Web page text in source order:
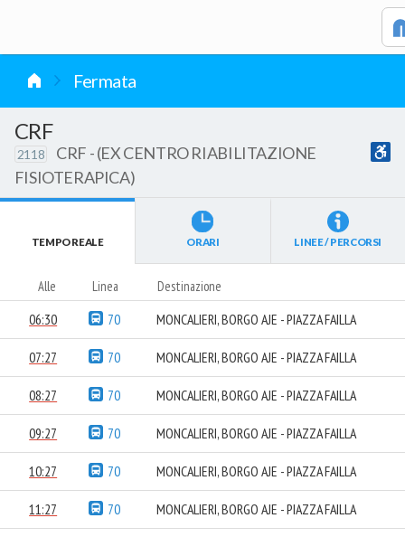
Fermata
CRF
2118
CRF - (EX CENTRO RIABILITAZIONE
FISIOTERAPICA)
TEMPO REALE ORARI LINEE / PERCORSI
Alle Linea Destinazione
06:30 70 MONCALIERI, BORGO AJE - PIAZZA FAILLA
07:27 70 MONCALIERI, BORGO AJE - PIAZZA FAILLA
08:27 70 MONCALIERI, BORGO AJE - PIAZZA FAILLA
09:27 70 MONCALIERI, BORGO AJE - PIAZZA FAILLA
10:27 70 MONCALIERI, BORGO AJE - PIAZZA FAILLA
11:27 70 MONCALIERI, BORGO AJE - PIAZZA FAILLA